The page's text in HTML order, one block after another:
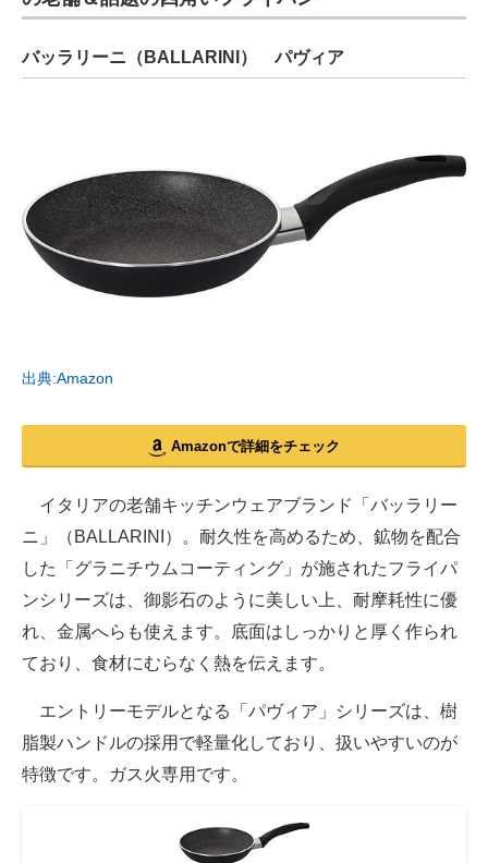
バッラリーニ（BALLARINI） パヴィア
出典:Amazon
Amazonで詳細をチェック
イタリアの老舗キッチンウェアブランド「バッラリー
ニ」（BALLARINI）。耐久性を高めるため、鉱物を配合
した「グラニチウムコーティング」が施されたフライパ
ンシリーズは、御影石のように美しい上、耐摩耗性に優
れ、金属へらも使えます。底面はしっかりと厚く作られ
ており、食材にむらなく熱を伝えます。
エントリーモデルとなる「パヴィア」シリーズは、樹
脂製ハンドルの採用で軽量化しており、扱いやすいのが
特徴です。ガス火専用です。